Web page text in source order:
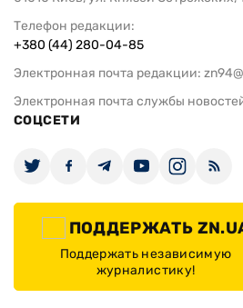
Телефон редакции:
+380 (44) 280-04-85
Электронная почта редакции:
Электронная почта службы
СОЦСЕТИ
ПОДДЕРЖАТЬ
Поддержать независимую
журналистику!